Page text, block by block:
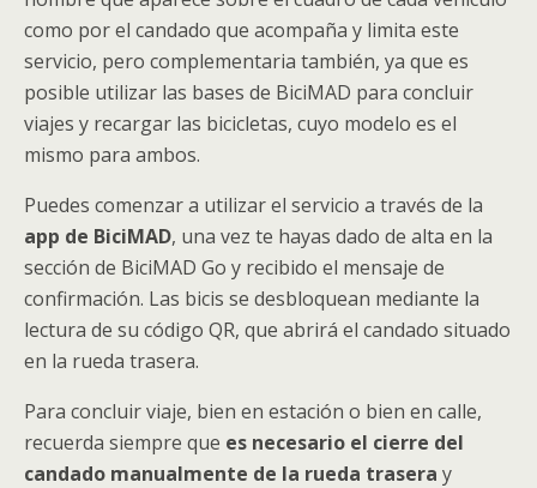
como por el candado que acompaña y limita este
servicio, pero complementaria también, ya que es
posible utilizar las bases de BiciMAD para concluir
viajes y recargar las bicicletas, cuyo modelo es el
mismo para ambos.
Puedes comenzar a utilizar el servicio a través de la
app de BiciMAD, una vez te hayas dado de alta en la
sección de BiciMAD Go y recibido el mensaje de
confirmación. Las bicis se desbloquean mediante la
lectura de su código QR, que abrirá el candado situado
en la rueda trasera.
Para concluir viaje, bien en estación o bien en calle,
recuerda siempre que es necesario el cierre del
candado manualmente de la rueda trasera y